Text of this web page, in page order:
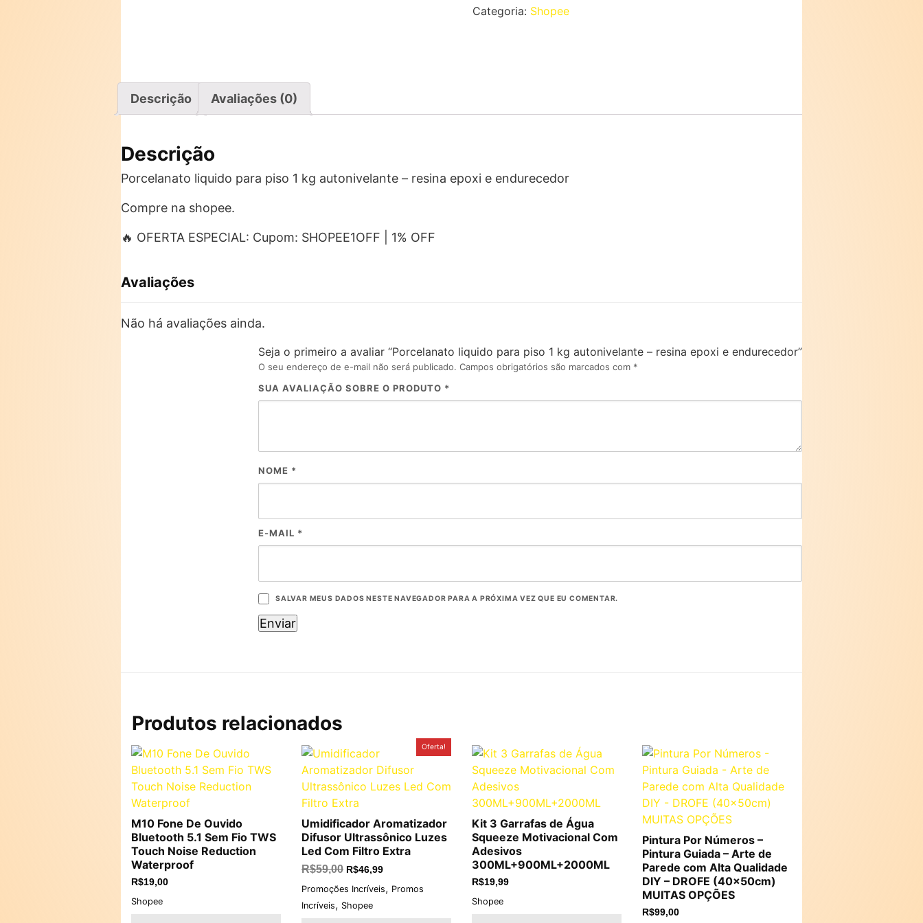
Categoria: Shopee
Descrição Avaliações (0)
Descrição
Porcelanato liquido para piso 1 kg autonivelante – resina epoxi e endurecedor
Compre na shopee.
🔥 OFERTA ESPECIAL: Cupom: SHOPEE1OFF | 1% OFF
Avaliações
Não há avaliações ainda.
Seja o primeiro a avaliar “Porcelanato liquido para piso 1 kg autonivelante – resina epoxi e endurecedor”
O seu endereço de e-mail não será publicado. Campos obrigatórios são marcados com *
SUA AVALIAÇÃO SOBRE O PRODUTO *
NOME *
E-MAIL *
SALVAR MEUS DADOS NESTE NAVEGADOR PARA A PRÓXIMA VEZ QUE EU COMENTAR.
Produtos relacionados
M10 Fone De Ouvido
Bluetooth 5.1 Sem Fio TWS
Touch Noise Reduction
Waterproof
R$19,00
Shopee
Oferta!
Umidificador Aromatizador
Difusor Ultrassônico Luzes
Led Com Filtro Extra
R$59,00
preço
original
era:
R$59,00.
R$46,99
atual
é:
R$46,99.
Promoções Incríveis, Promos
Incríveis, Shopee
Kit 3 Garrafas de Água
Squeeze Motivacional Com
Adesivos
300ML+900ML+2000ML
R$19,99
Shopee
Pintura Por Números –
Pintura Guiada – Arte de
Parede com Alta Qualidade
DIY – DROFE (40x50cm)
MUITAS OPÇÕES
R$99,00